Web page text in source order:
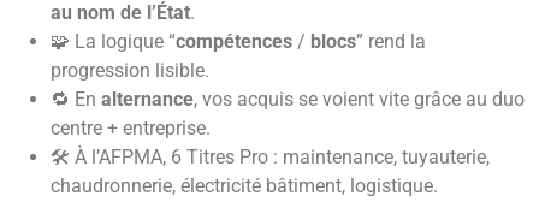
au nom de l’État.
🧩 La logique “compétences / blocs” rend la
progression lisible.
🔁 En alternance, vos acquis se voient vite grâce au duo
centre + entreprise.
🛠️ À l’AFPMA, 6 Titres Pro : maintenance, tuyauterie,
chaudronnerie, électricité bâtiment, logistique.